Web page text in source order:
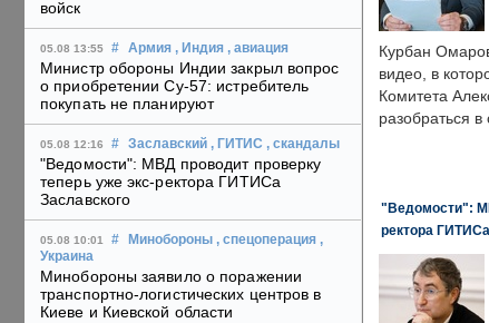
войск
05.08 13:55 # Армия , Индия , авиация
Министр обороны Индии закрыл вопрос
о приобретении Су-57: истребитель
покупать не планируют
05.08 12:16 # Заславский , ГИТИС , скандалы
"Ведомости": МВД проводит проверку
теперь уже экс-ректора ГИТИСа
Заславского
05.08 10:01 # Минобороны , спецоперация ,
Украина
Минобороны заявило о поражении
транспортно-логистических центров в
Киеве и Киевской области
Курбан
видео, в
Комитета
разобраться в
"Ведомости":
ректора